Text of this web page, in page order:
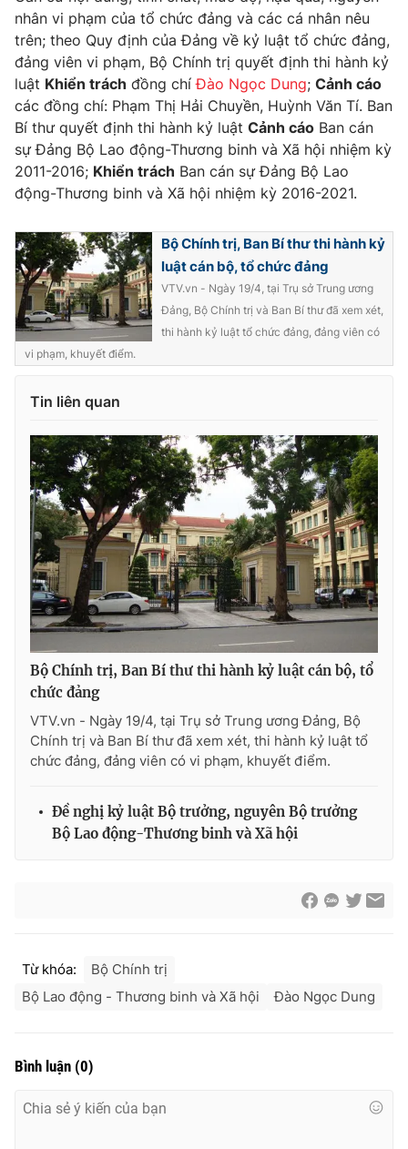
nhân vi phạm của tổ chức đảng và các cá nhân nêu
trên; theo Quy định của Đảng về kỷ luật tổ chức đảng,
đảng viên vi phạm, Bộ Chính trị quyết định thi hành kỷ
luật Khiển trách đồng chíĐào Ngọc Dung; Cảnh cáo
các đồng chí: Phạm Thị Hải Chuyền, Huỳnh Văn Tí. Ban
Bí thư quyết định thi hành kỷ luật Cảnh cáo Ban cán
sự Đảng Bộ Lao động-Thương binh và Xã hội nhiệm kỳ
2011-2016; Khiển trách Ban cán sự Đảng Bộ Lao
động-Thương binh và Xã hội nhiệm kỳ 2016-2021.
Bộ Chính trị, Ban Bí thư thi hành kỷ
luật cán bộ, tổ chức đảng
VTV.vn - Ngày 19/4, tại Trụ sở Trung ương
Đảng, Bộ Chính trị và Ban Bí thư đã xem xét,
thi hành kỷ luật tổ chức đảng, đảng viên có
vi phạm, khuyết điểm.
Tin liên quan
Bộ Chính trị, Ban Bí thư thi hành kỷ luật cán bộ, tổ
chức đảng
VTV.vn - Ngày 19/4, tại Trụ sở Trung ương Đảng, Bộ
Chính trị và Ban Bí thư đã xem xét, thi hành kỷ luật tổ
chức đảng, đảng viên có vi phạm, khuyết điểm.
Đề nghị kỷ luật Bộ trưởng, nguyên Bộ trưởng
Bộ Lao động-Thương binh và Xã hội
Từ khóa:
Bộ Chính trị
Bộ Lao động - Thương binh và Xã hội
Đào Ngọc Dung
Bình luận (0)